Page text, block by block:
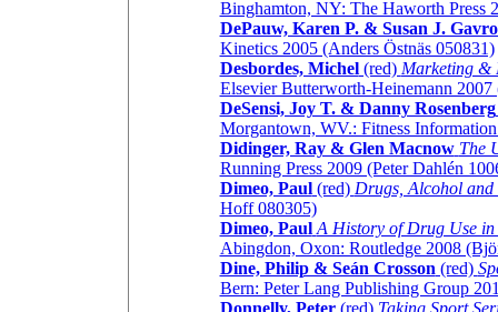
Binghamton, NY: The Haworth Press
DePauw, Karen P. & Susan J.
Kinetics 2005 (Anders Östnäs 050831)
Desbordes, Michel(red) Marketing &
Elsevier Butterworth-Heinemann
DeSensi, Joy T. & Danny Rosenberg
Morgantown, WV.: Fitness
Didinger, Ray & Glen Macnow The
Running Press 2009 (Peter Dahlén
Dimeo, Paul(red) Drugs, Alcohol and
Hoff 080305)
Dimeo, Paul A History of Drug Use
Abingdon, Oxon: Routledge 2008
Dine, Philip & Seán Crosson (red)
Bern: Peter Lang Publishing Group
Donnelly, Peter(red) Taking Sport